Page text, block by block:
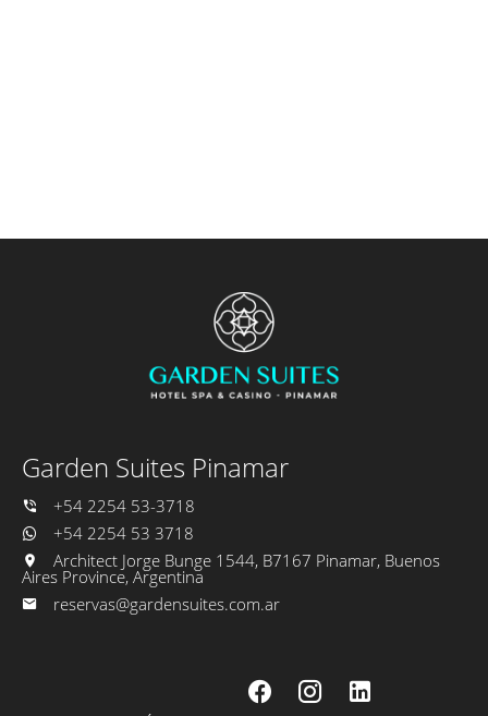
Garden Suites Pinamar
+54 2254 53-3718
+54 2254 53 3718
Architect Jorge Bunge 1544, B7167 Pinamar, Buenos
Aires Province, Argentina
reservas@gardensuites.com.ar